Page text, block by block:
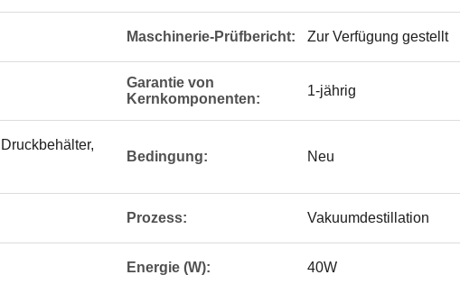
Maschinerie-Prüfbericht: Zur Verfügung gestellt
Garantie von
Kernkomponenten:
1-jährig
Bedingung: Neu
Prozess: Vakuumdestillation
Energie (W): 40W